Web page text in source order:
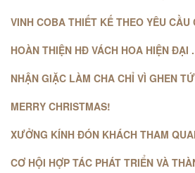
VINH COBA THIẾT KẾ THEO YÊU CẦU
HOÀN THIỆN HĐ VÁCH HOA HIỆN ĐẠI .
NHẬN GIẶC LÀM CHA CHỈ VÌ GHEN
MERRY CHRISTMAS!
XƯỞNG KÍNH ĐÓN KHÁCH THAM
CƠ HỘI HỢP TÁC PHÁT TRIỂN VÀ